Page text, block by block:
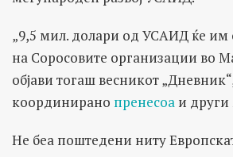
„9,5 мил. долари од УСАИД ќе им
на Соросовите организации во
објави тогаш весникот
координирано пренесоа и
Не беа поштедени ниту